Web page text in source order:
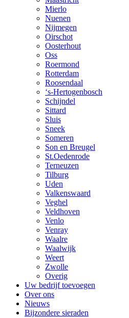
Mierlo
Nuenen
Nijmegen
Oirschot
Oosterhout
Oss
Roermond
Rotterdam
Roosendaal
‘s-Hertogenbosch
Schijndel
Sittard
Sluis
Sneek
Someren
Son en Breugel
St.Oedenrode
Terneuzen
Tilburg
Uden
Valkenswaard
Veghel
Veldhoven
Venlo
Venray
Waalre
Waalwijk
Weert
Zwolle
Overig
Uw bedrijf toevoegen
Over ons
Nieuws
Bijzondere sieraden